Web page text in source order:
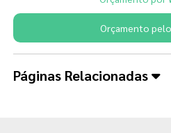
Orçamento
Páginas Relacionadas